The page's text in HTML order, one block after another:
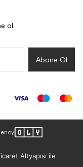
ol.
Abone Ol
Altyapısı ile